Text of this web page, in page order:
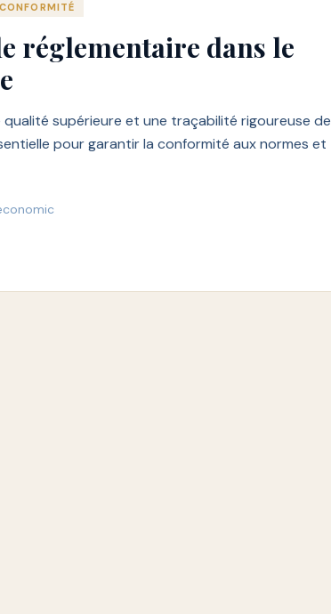
CONFORMITÉ
réglementaire dans le
supérieure et une traçabilité rigoureuse de
pour garantir la conformité aux normes et